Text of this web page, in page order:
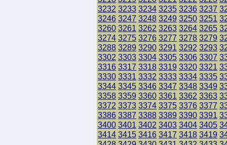
3232 3233 3234 3235 3236 3237
3246 3247 3248 3249 3250 3251
3260 3261 3262 3263 3264 3265
3274 3275 3276 3277 3278 3279
3288 3289 3290 3291 3292 3293
3302 3303 3304 3305 3306 3307
3316 3317 3318 3319 3320 3321
3330 3331 3332 3333 3334 3335
3344 3345 3346 3347 3348 3349
3358 3359 3360 3361 3362 3363
3372 3373 3374 3375 3376 3377
3386 3387 3388 3389 3390 3391
3400 3401 3402 3403 3404 3405
3414 3415 3416 3417 3418 3419